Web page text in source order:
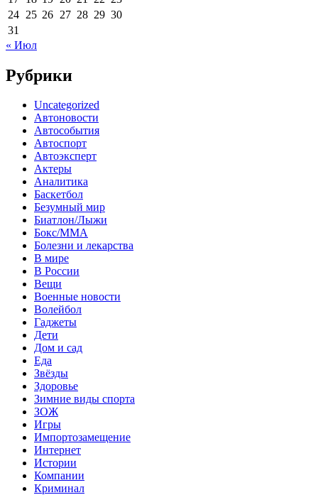
24 25 26 27 28 29 30
31
« Июл
Рубрики
Uncategorized
Автоновости
Автособытия
Автоспорт
Автоэксперт
Актеры
Аналитика
Баскетбол
Безумный мир
Биатлон/Лыжи
Бокс/MMA
Болезни и лекарства
В мире
В России
Вещи
Военные новости
Волейбол
Гаджеты
Дети
Дом и сад
Еда
Звёзды
Здоровье
Зимние виды спорта
ЗОЖ
Игры
Импортозамещение
Интернет
Истории
Компании
Криминал